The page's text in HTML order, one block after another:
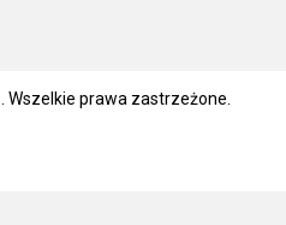
. Wszelkie prawa zastrzeżone.